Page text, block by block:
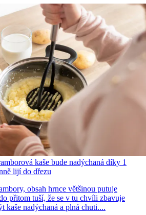
kaše bude nadýchaná díky 1
lijí do dřezu
obsah hrnce většinou putuje
přitom tuší, že se v tu chvíli zbavuje
kaše nadýchaná a plná chuti....